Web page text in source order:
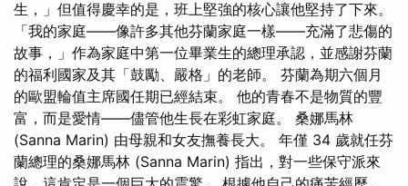
生，」但值得慶幸的是，班上堅強的核心讓他堅持了下來。
「我的家庭——像許多其他芬蘭家庭一樣——充滿了悲傷的
故事，」作為家庭中第一位畢業生的總理承認，並感謝芬蘭
的福利國家及其「鼓勵、嚴格」的老師。 芬蘭為期六個月
的歐盟輪值主席國任期已經結束。 他的青春不是物質的豐
富，而是愛情——儘管他生長在彩虹家庭。 桑娜馬林
(Sanna Marin) 由母親和女友撫養長大。 年僅 34 歲就任芬
蘭總理的桑娜馬林 (Sanna Marin) 指出，對一些保守派來